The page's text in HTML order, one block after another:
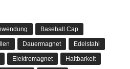
Baseball Cap
Dauermagnet Edelstahl
Elektromagnet Haltbarkeit